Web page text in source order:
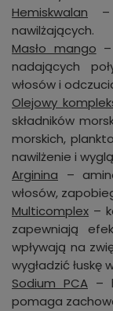
Hemiskwalan –
nawilżających.
Masło mango
nadających
włosów i
Olejowy
składników
morskich,
nawilżenie i
Arginina –
włosów,
Multicomplex –
zapewniają
wpływają na
wygładzić łuskę
Sodium PCA –
pomaga